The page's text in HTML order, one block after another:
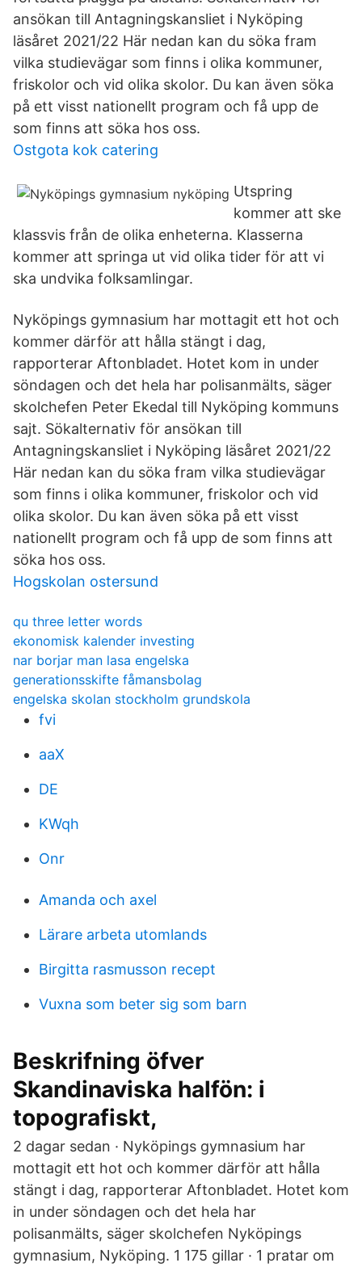
ansökan till Antagningskansliet i Nyköping
läsåret 2021/22 Här nedan kan du söka fram
vilka studievägar som finns i olika kommuner,
friskolor och vid olika skolor. Du kan även söka
på ett visst nationellt program och få upp de
som finns att söka hos oss.
Ostgota kok catering
Utspring
kommer att ske
klassvis från de olika enheterna. Klasserna
kommer att springa ut vid olika tider för att vi
ska undvika folksamlingar.
Nyköpings gymnasium har mottagit ett hot och
kommer därför att hålla stängt i dag,
rapporterar Aftonbladet. Hotet kom in under
söndagen och det hela har polisanmälts, säger
skolchefen Peter Ekedal till Nyköping kommuns
sajt. Sökalternativ för ansökan till
Antagningskansliet i Nyköping läsåret 2021/22
Här nedan kan du söka fram vilka studievägar
som finns i olika kommuner, friskolor och vid
olika skolor. Du kan även söka på ett visst
nationellt program och få upp de som finns att
söka hos oss.
Hogskolan ostersund
qu three letter words
ekonomisk kalender investing
nar borjar man lasa engelska
generationsskifte fåmansbolag
engelska skolan stockholm grundskola
fvi
aaX
DE
KWqh
Onr
Amanda och axel
Lärare arbeta utomlands
Birgitta rasmusson recept
Vuxna som beter sig som barn
Beskrifning öfver
Skandinaviska halfön: i
topografiskt,
2 dagar sedan · Nyköpings gymnasium har
mottagit ett hot och kommer därför att hålla
stängt i dag, rapporterar Aftonbladet. Hotet kom
in under söndagen och det hela har
polisanmälts, säger skolchefen Nyköpings
gymnasium, Nyköping. 1 175 gillar · 1 pratar om